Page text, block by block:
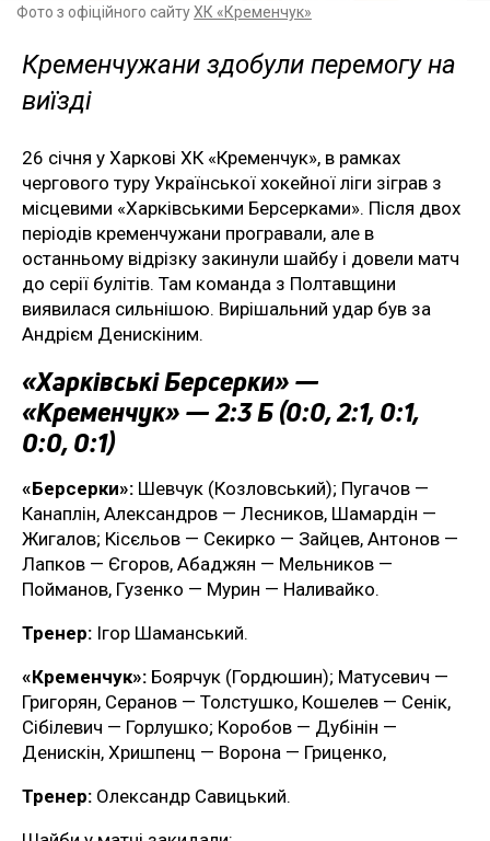
Фото з офіційного сайтуХК «Кременчук»
Кременчужани здобули перемогу на
виїзді
26 січня у Харкові ХК «Кременчук», в рамках
чергового туру Української хокейної ліги зіграв з
місцевими «Харківськими Берсерками». Після двох
періодів кременчужани програвали, але в
останньому відрізку закинули шайбу і довели матч
до серії булітів. Там команда з Полтавщини
виявилася сильнішою. Вирішальний удар був за
Андрієм Денискіним.
«Харківські Берсерки» —
«Кременчук» — 2:3 Б (0:0, 2:1, 0:1,
0:0, 0:1)
«Берсерки»: Шевчук (Козловський); Пугачов —
Канаплін, Александров — Лесников, Шамардін —
Жигалов; Кісєльов — Секирко — Зайцев, Антонов —
Лапков — Єгоров, Абаджян — Мельников —
Пойманов, Гузенко — Мурин — Наливайко.
Тренер: Ігор Шаманський.
«Кременчук»: Боярчук (Гордюшин); Матусевич —
Григорян, Серанов — Толстушко, Кошелев — Сенік,
Сібілевич — Горлушко; Коробов — Дубінін —
Денискін, Хришпенц — Ворона — Гриценко,
Тренер: Олександр Савицький.